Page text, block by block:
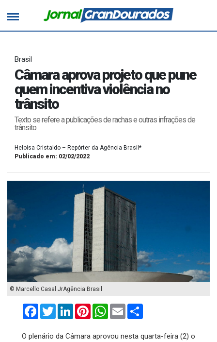
Brasil
Câmara aprova projeto que pune
quem incentiva violência no
trânsito
Texto se refere a publicações de rachas e outras infrações de
trânsito
Heloisa Cristaldo – Repórter da Agência Brasil*
Publicado em: 02/02/2022
© Marcello Casal JrAgência Brasil
FacebookTwitterLinkedInPinterestWhatsApp
Email
O plenário da Câmara aprovou nesta quarta-feira (2) o